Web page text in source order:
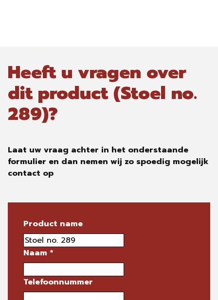
Heeft u vragen over
dit product (Stoel no.
289)?
Laat uw vraag achter in het onderstaande
formulier en dan nemen wij zo spoedig mogelijk
contact op
Product name
Naam *
Telefoonnummer